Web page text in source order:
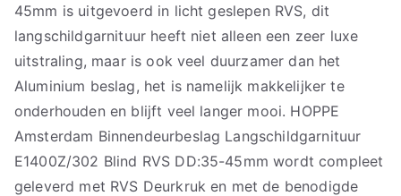
45mm is uitgevoerd in licht geslepen RVS, dit
langschildgarnituur heeft niet alleen een zeer luxe
uitstraling, maar is ook veel duurzamer dan het
Aluminium beslag, het is namelijk makkelijker te
onderhouden en blijft veel langer mooi. HOPPE
Amsterdam Binnendeurbeslag Langschildgarnituur
E1400Z/302 Blind RVS DD:35-45mm wordt compleet
geleverd met RVS Deurkruk en met de benodigde